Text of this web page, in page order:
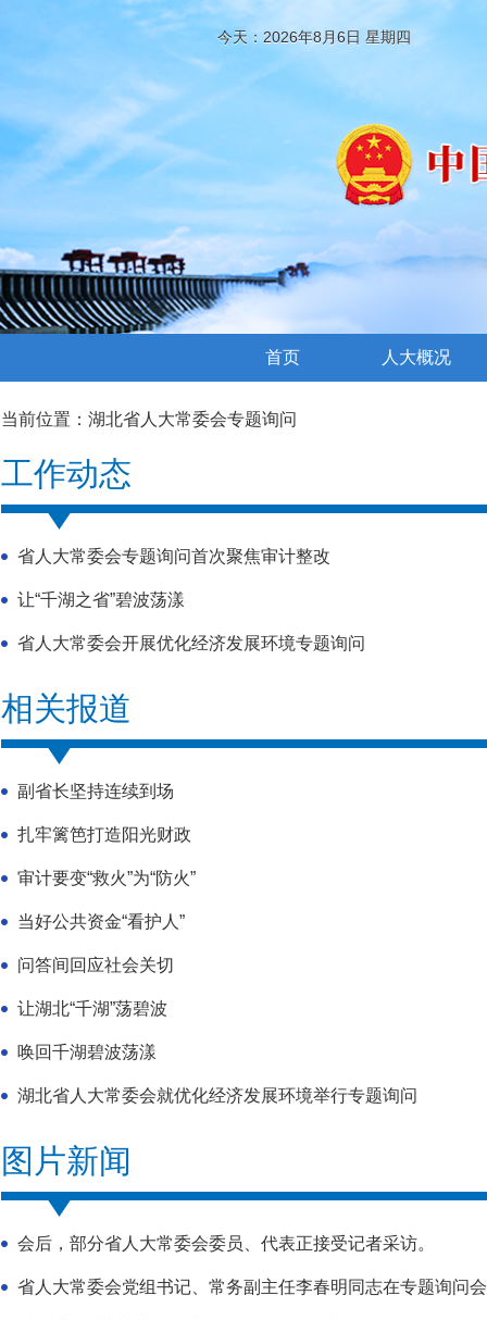
今天：2026年8月6日 星期四
首页 人大概况
当前位置： 湖北省人大常委会专题询问
工作动态
省人大常委会专题询问首次聚焦审计整改
让“千湖之省”碧波荡漾
省人大常委会开展优化经济发展环境专题询问
相关报道
副省长坚持连续到场
扎牢篱笆打造阳光财政
审计要变“救火”为“防火”
当好公共资金“看护人”
问答间回应社会关切
让湖北“千湖”荡碧波
唤回千湖碧波荡漾
湖北省人大常委会就优化经济发展环境举行专题询问
图片新闻
会后，部分省人大常委会委员、代表正接受记者采访。
省人大常委会党组书记、常务副主任李春明同志在专题询问